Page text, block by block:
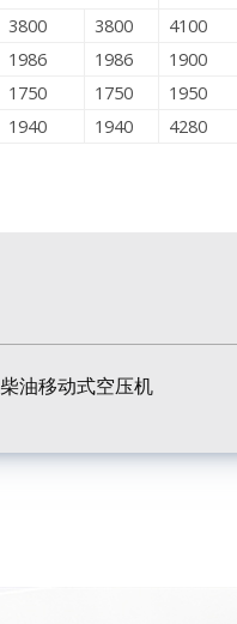
3800 3800 4100
1986 1986 1900
1750 1750 1950
1940 1940 4280
柴油移动式空压机